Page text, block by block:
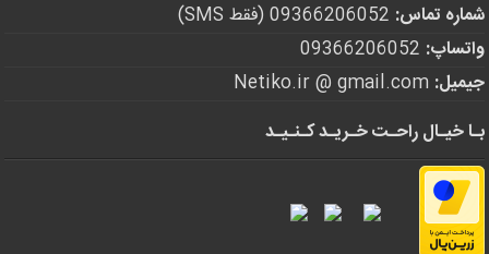
شماره تماس:
واتساپ:
جیمیل:
بـا خیـال راحـت خـریـد کـنـیـد